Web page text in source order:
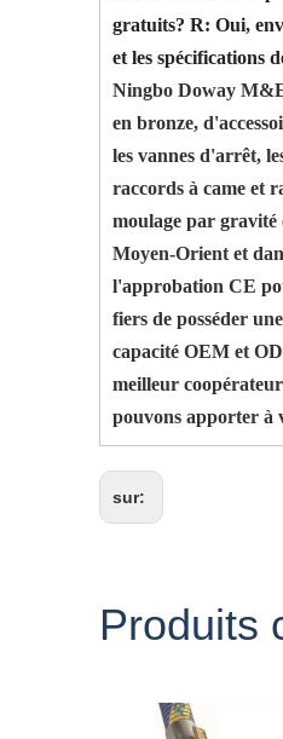
gratuits? R: Oui,
et les spécifications
Ningbo Doway M&E
en bronze,
les vannes d'arrêt,
raccords à came et
moulage par gravité
Moyen-Orient et
l'approbation CE
fiers de posséder
capacité OEM et
meilleur
pouvons apporter à
sur:
Produits